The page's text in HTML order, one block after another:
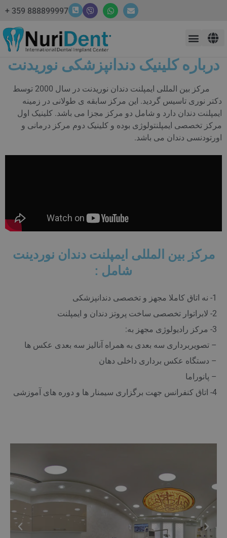
888899997 359 +
درباره کلینیک دندانپزشکی نوریدنت
مرکز بین المللی ایمپلنت دندان نوریدنت در سال 2000 توسط
دکتر نوری تاسیس گردید. این مرکز سابقه ی طولانی در زمینه
ایمپلنت دندان دارد و شامل دو مرکز مجزا می باشد. کلینیک اول
مرکز تخصصی ایمپلنتولوژی بوده و کلینیک دوم مرکز درمانی و
اورتودنسی دندان می باشد.
مرکز بین المللی ایمپلنت دندان نوردینت
شامل :
1- نه اتاق کاملا مجهز و تخصصی دندانپزشکی
2- لابراتوار تخصصی ساخت پروتز دندان و ایمپلنت
3- مرکز رادیولوژی مجهز به:
– تصویربرداری سه بعدی به همراه آنالیز سه بعدی عکس ها
– دستگاه عکس برداری داخلی دهان
– پانوراما
4- اتاق کنفرانس جهت برگزاری سیمنار ها و دوره های آموزشی